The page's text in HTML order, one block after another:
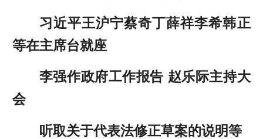
习近平王沪宁蔡奇丁薛祥李希韩正
等在主席台就座
李强作政府工作报告 赵乐际主持大
会
听取关于代表法修正草案的说明等